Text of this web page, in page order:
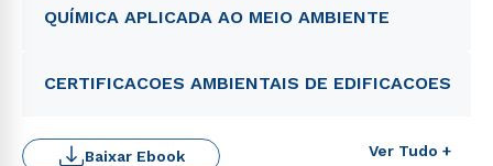
QUÍMICA APLICADA AO MEIO AMBIENTE
CERTIFICACOES AMBIENTAIS DE EDIFICACOES
Ver Tudo +
Baixar Ebook